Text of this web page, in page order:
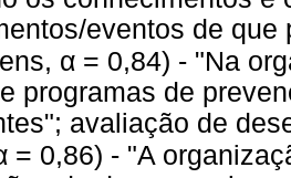
eventos de
α = 0,84) - "Na
programas de
avaliação de
= 0,86) - "A